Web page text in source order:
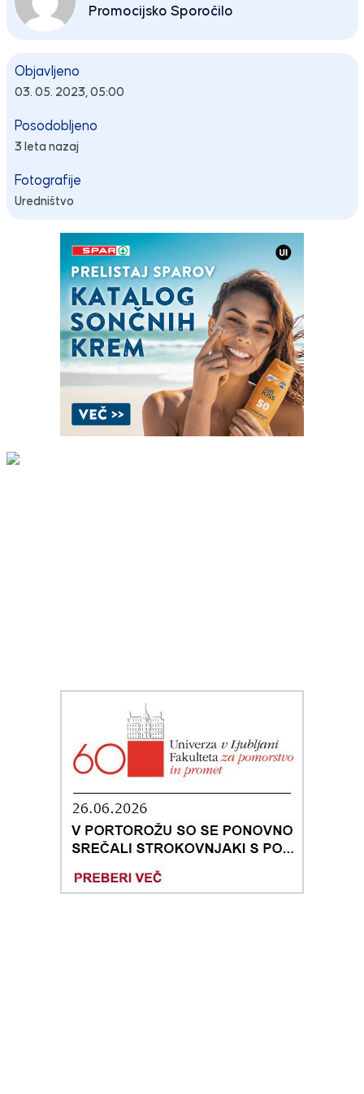
Promocijsko Sporočilo
Objavljeno
03. 05. 2023, 05:00
Posodobljeno
3 leta nazaj
Fotografije
Uredništvo